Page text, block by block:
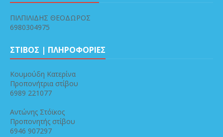
ΠΙΛΠΙΛΙΔΗΣ ΘΕΟΔΩΡΟΣ
6980304975
ΣΤΙΒΟΣ | ΠΛΗΡΟΦΟΡΙΕΣ
Κουμούδη Κατερίνα
Προπονήτρια στίβου
6989 221077
Αντώνης Στόϊκος
Προπονητής στίβου
6946 907297